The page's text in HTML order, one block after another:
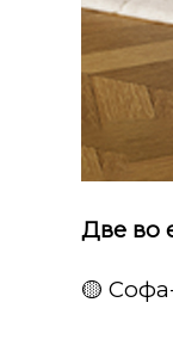
Две во
🟡